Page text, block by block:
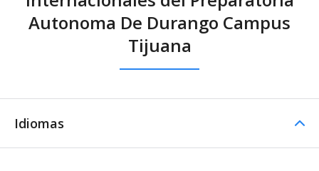
Autonoma De Durango Campus
Tijuana
Idiomas